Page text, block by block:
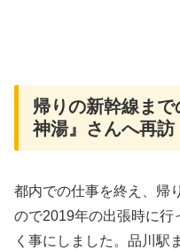
帰りの新幹線ま
神湯』さんへ再訪
都内での仕事を終え、帰
ので2019年の出張時に行
く事にしました。品川駅